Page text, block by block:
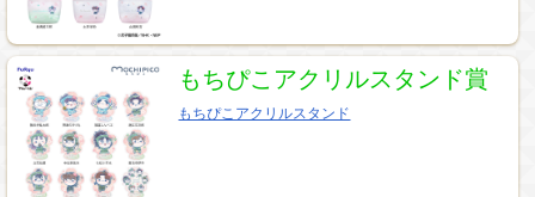
もちぴこアクリルスタンド賞
もちぴこアクリルスタンド